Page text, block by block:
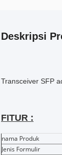
Deskripsi
Transceiver SFP
FITUR :
nama Produk
Jenis Formulir